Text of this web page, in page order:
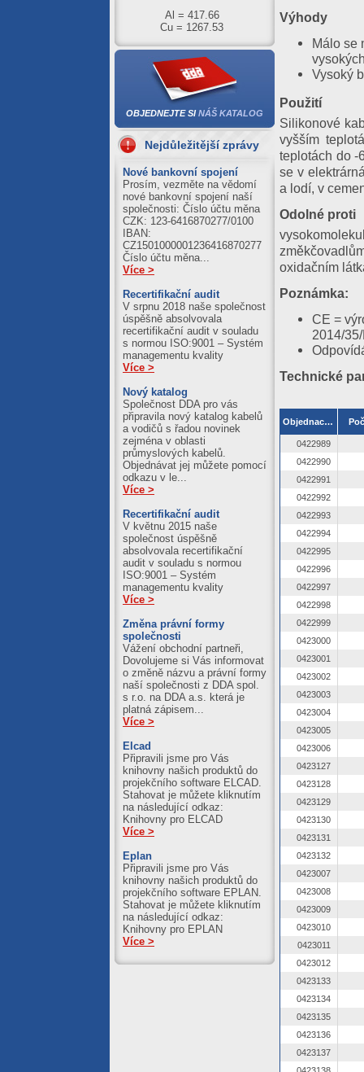
Výhody
Málo se
Vysoký
Použití
Silikonové
vyšším
teplotách do -
se v
a lodí, v
Odolné proti
oxidačním
Poznámka:
CE =
2014/
Technické
Objednací číslo
0422989
0422990
0422991
0422992
0422993
0422994
0422995
0422996
0422997
0422998
0422999
0423000
0423001
0423002
0423003
0423004
0423005
0423006
0423127
0423128
0423129
0423130
0423131
0423132
0423007
0423008
0423009
0423010
0423011
0423012
0423133
0423134
0423135
0423136
0423137
Cu = 1267.53
Al = 422.01
Cu = 1273.71
04.08.2026
Al = 420.89
Cu = 1250.39
03.08.2026
Al = 411.21
Cu = 1245.59
OBJEDNEJTE SINÁŠ KATALOG
Nejdůležitější zprávy
Nové bankovní spojení
Prosím, vezměte na vědomí
nové bankovní spojení naší
společnosti: Číslo účtu měna
CZK: 123-6416870277/0100
IBAN:
CZ1501000001236416870277
Číslo účtu měna...
Více >
Recertifikační audit
V srpnu 2018 naše společnost
úspěšně absolvovala
recertifikační audit v souladu
s normou ISO:9001 – Systém
managementu kvality
Více >
Nový katalog
Společnost DDA pro vás
připravila nový katalog kabelů
a vodičů s řadou novinek
zejména v oblasti
průmyslových kabelů.
Objednávat jej můžete pomocí
odkazu v le...
Více >
Recertifikační audit
V květnu 2015 naše
společnost úspěšně
absolvovala recertifikační
audit v souladu s normou
ISO:9001 – Systém
managementu kvality
Více >
Změna právní formy
společnosti
Vážení obchodní partneři,
Dovolujeme si Vás informovat
o změně názvu a právní formy
naší společnosti z DDA spol.
s r.o. na DDA a.s. která je
platná zápisem...
Více >
Elcad
Připravili jsme pro Vás
knihovny našich produktů do
projekčního software ELCAD.
Stahovat je můžete kliknutím
na následující odkaz:
Knihovny pro ELCAD
Více >
Eplan
Připravili jsme pro Vás
knihovny našich produktů do
projekčního software EPLAN.
Stahovat je můžete kliknutím
na následující odkaz:
Knihovny pro EPLAN
Více >